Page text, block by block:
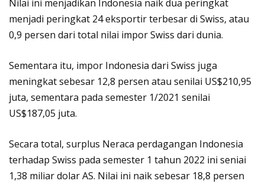
Nilai ini menjadikan Indonesia naik dua peringkat
menjadi peringkat 24 eksportir terbesar di Swiss, atau
0,9 persen dari total nilai impor Swiss dari dunia.
Sementara itu, impor Indonesia dari Swiss juga
meningkat sebesar 12,8 persen atau senilai US$210,95
juta, sementara pada semester 1/2021 senilai
US$187,05 juta.
Secara total, surplus Neraca perdagangan Indonesia
terhadap Swiss pada semester 1 tahun 2022 ini seniai
1,38 miliar dolar AS. Nilai ini naik sebesar 18,8 persen